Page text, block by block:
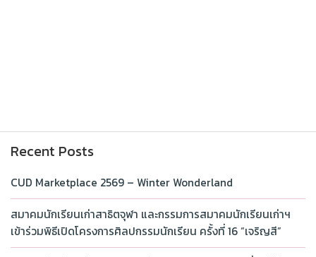
Recent Posts
CUD Marketplace 2569 – Winter Wonderland
สมาคมนักเรียนเก่าสาธิตจุฬา และกรรมการสมาคมนักเรียนเก่าฯ
เข้าร่วมพิธีเปิดโครงการศิลปกรรมนักเรียน ครั้งที่ 16 “เจริญสี”